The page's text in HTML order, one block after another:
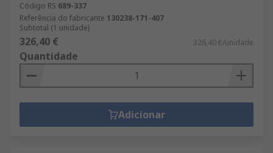
Código RS 689-337
Referência do fabricante 130238-171-407
Subtotal (1 unidade)
326,40 € 326,40 €/unidade
Quantidade
Adicionar